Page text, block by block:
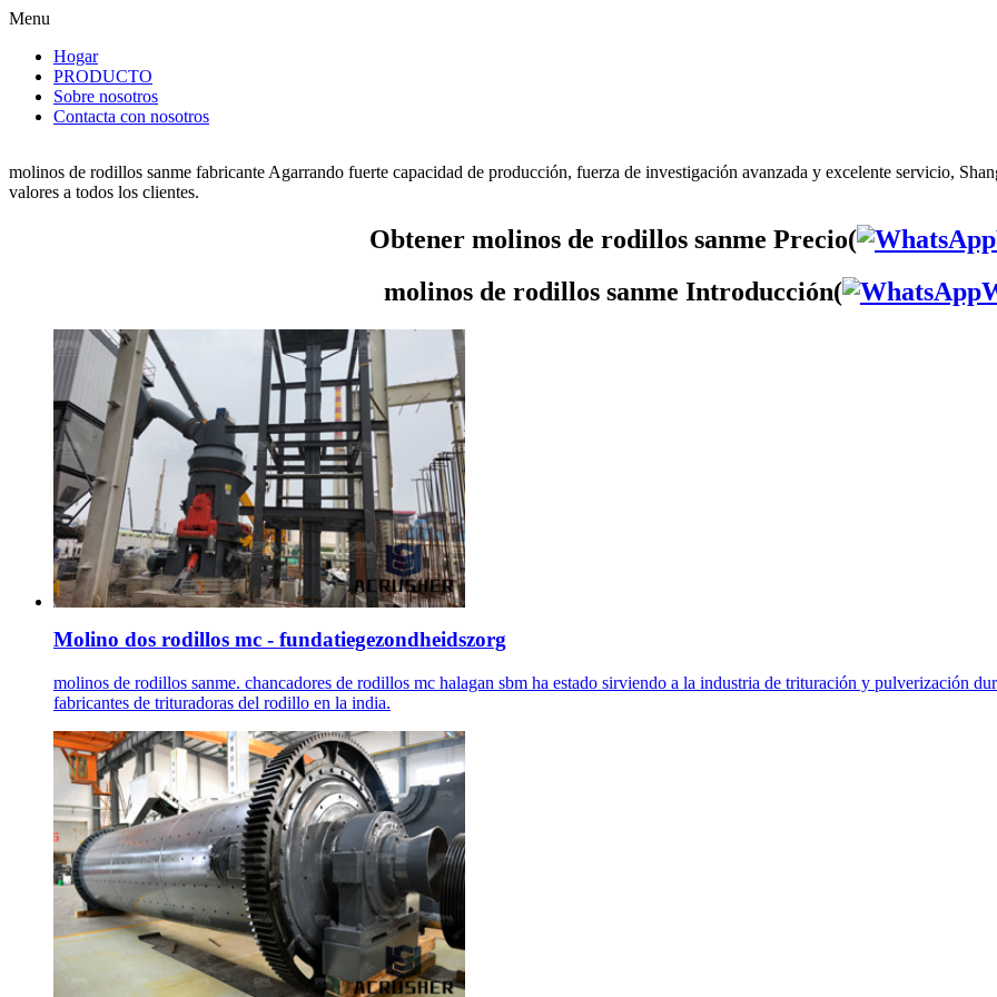
Menu
Hogar
PRODUCTO
Sobre nosotros
Contacta con nosotros
molinos de rodillos sanme fabricante Agarrando fuerte capacidad de producción, fuerza de investigación avanzada y excelente servicio,
valores a todos los clientes.
Obtener molinos de rodillos sanme Precio(
molinos de rodillos sanme Introducción(
Molino dos rodillos mc - fundatiegezondheidszorg
molinos de rodillos sanme. chancadores de rodillos mc halagan sbm ha estado sirviendo a la industria de trituración y pulverización
fabricantes de trituradoras del rodillo en la india.